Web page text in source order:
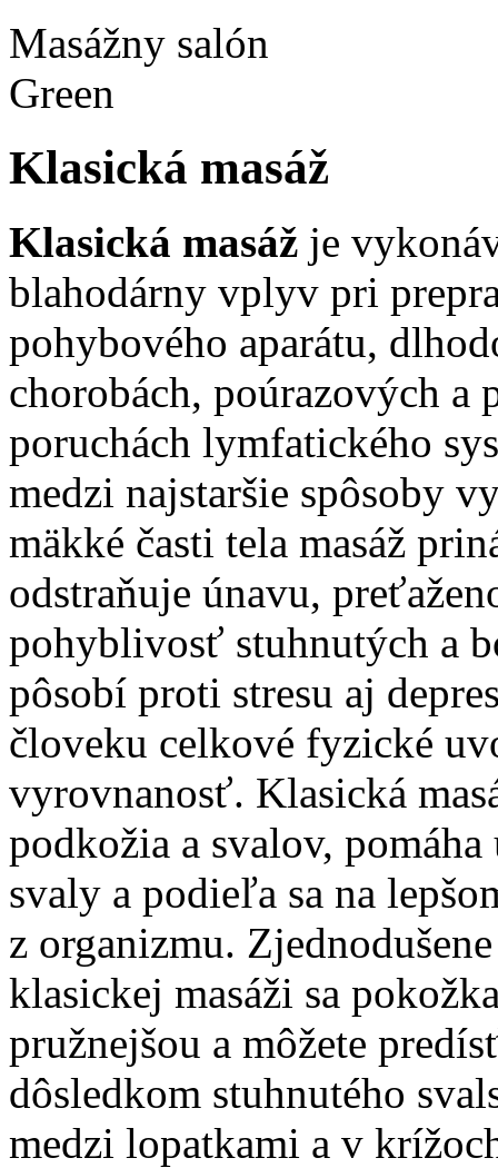
Masážny salón
Green
Klasická masáž
Klasická masáž je
blahodárny vplyv pri
pohybového aparátu,
chorobách, poúrazových a
poruchách lymfatického
medzi najstaršie spôsoby
mäkké časti tela masáž
odstraňuje únavu,
pohyblivosť stuhnutých a
pôsobí proti stresu aj
človeku celkové fyzické
vyrovnanosť. Klasická
podkožia a svalov,
svaly a podieľa sa na
z organizmu.
klasickej masáži sa
pružnejšou a môžete
dôsledkom stuhnutého
medzi lopatkami a v